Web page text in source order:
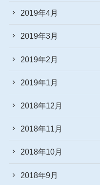
2019年4月
2019年3月
2019年2月
2019年1月
2018年12月
2018年11月
2018年10月
2018年9月